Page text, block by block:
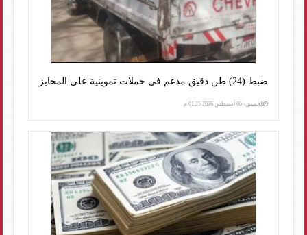
ضبط (24) طن دقيق مدعم في حملات تموينية على المخابز
الخميس، 06 أغسطس 2026 01:25 م